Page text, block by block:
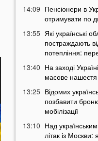
14:09 Пенсіонери в
отримувати по
13:55 Які українські
постраждають
потепління:
13:40 На заході
масове нашестя
13:25 Відомих
позбавити
мобілізації
13:10 Над
літак із